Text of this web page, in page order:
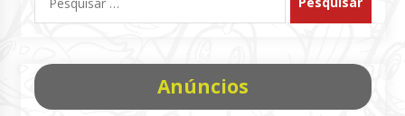
por:
Anúncios